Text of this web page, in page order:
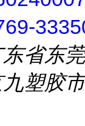
省东
塑胶